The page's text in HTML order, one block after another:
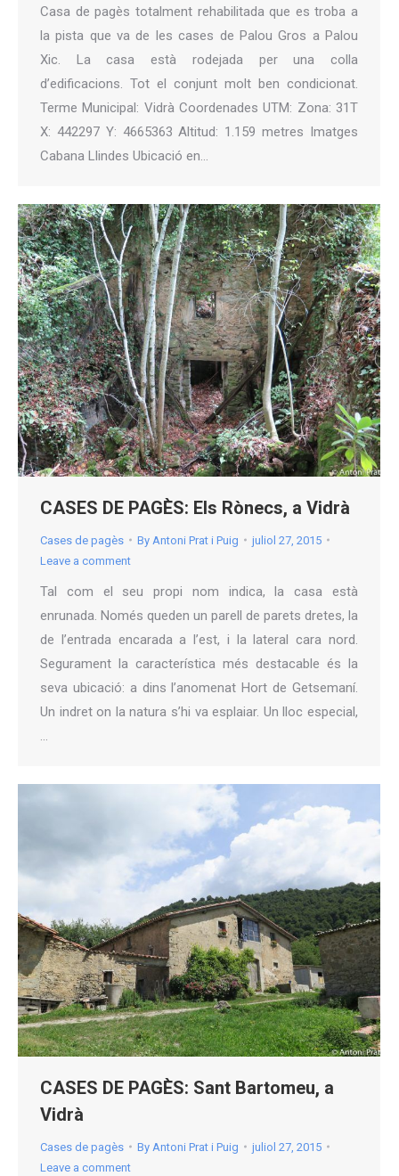
Casa de pagès totalment rehabilitada que es troba a
la pista que va de les cases de Palou Gros a Palou
Xic. La casa està rodejada per una colla
d’edificacions. Tot el conjunt molt ben condicionat.
Terme Municipal: Vidrà Coordenades UTM: Zona: 31T
X: 442297 Y: 4665363 Altitud: 1.159 metres Imatges
Cabana Llindes Ubicació en…
CASES DE PAGÈS: Els Rònecs, a Vidrà
Cases de pagès By Antoni Prat i Puig
juliol 27, 2015
Leave a comment
Tal com el seu propi nom indica, la casa està
enrunada. Només queden un parell de parets dretes, la
de l’entrada encarada a l’est, i la lateral cara nord.
Segurament la característica més destacable és la
seva ubicació: a dins l’anomenat Hort de Getsemaní.
Un indret on la natura s’hi va esplaiar. Un lloc especial,
CASES DE PAGÈS: Sant Bartomeu, a
Vidrà
Cases de pagès By Antoni Prat i Puig
juliol 27, 2015
Leave a comment